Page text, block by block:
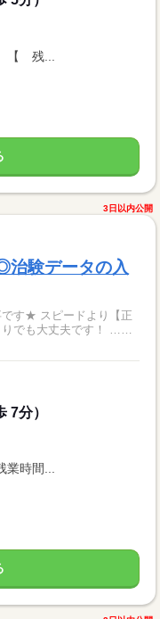
【 残...
3日以内公開
治験データの入
です★ スピードより【正
も大丈夫です！ ……
7分）
時間...